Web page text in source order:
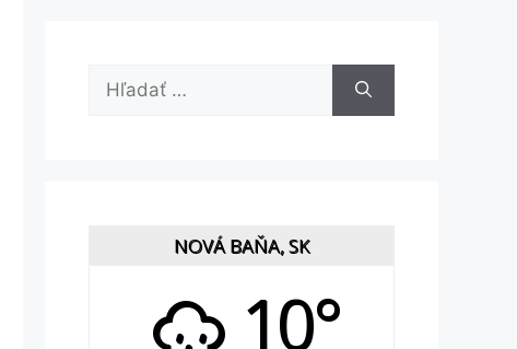
Hľadať:
NOVÁ BAŇA, SK
10°